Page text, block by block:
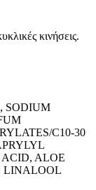
κινήσεις.
SODIUM
C10-30
ALOE
LINALOOL